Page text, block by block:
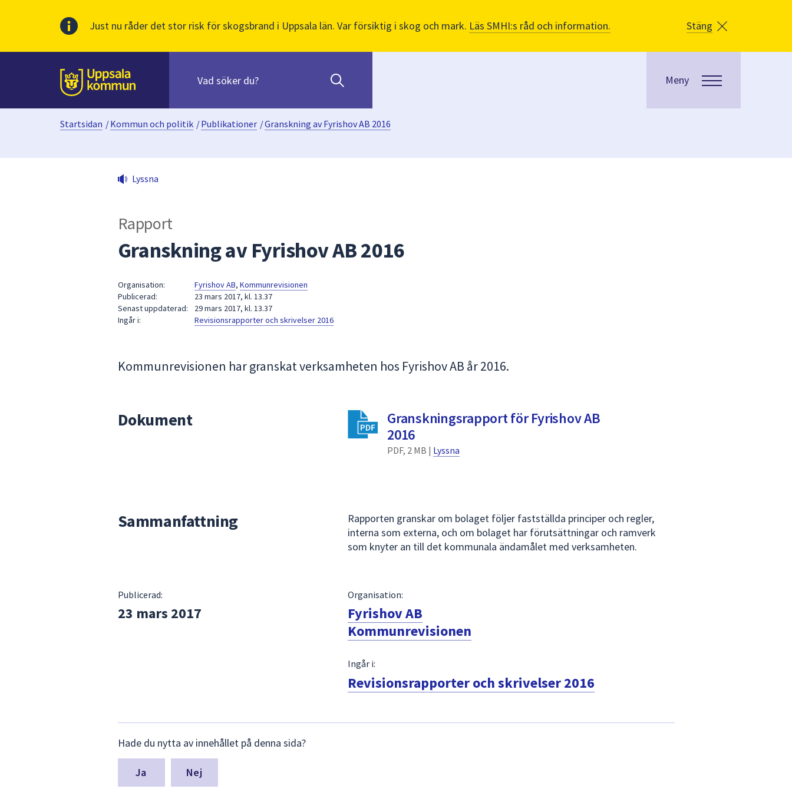
Just nu råder det stor risk för skogsbrand i Uppsala län. Var försiktig i skog och mark. Läs SMHI:s råd och information. Stäng
Till sidans
huvudinnehåll
innehåll
När
sökförslag
att
presenteras
fältet.
Använd
piltangenterna
mellan
enter
för
Meny
Startsidan /Kommun och politik /Publikationer /Granskning av Fyrishov AB 2016
Lyssna
Rapport
Granskning av Fyrishov AB 2016
Organisation: Fyrishov AB, Kommunrevisionen
Publicerad:
23 mars 2017, kl. 13.37
Senast uppdaterad:
29 mars 2017, kl. 13.37
Ingår i:
Revisionsrapporter och skrivelser 2016
Kommunrevisionen har granskat verksamheten hos Fyrishov AB år 2016.
Dokument
Granskningsrapport för Fyrishov AB
2016
PDF, 2 MB | Lyssna
Sammanfattning
Rapporten granskar om bolaget följer fastställda principer och regler,
interna som externa, och om bolaget har förutsättningar och ramverk
som knyter an till det kommunala ändamålet med verksamheten.
Publicerad:
23 mars 2017
Organisation:
Fyrishov AB
Kommunrevisionen
Ingår i:
Revisionsrapporter och skrivelser 2016
synpunkter
för
denna
Hade du nytta av innehållet på denna sida?
Nej